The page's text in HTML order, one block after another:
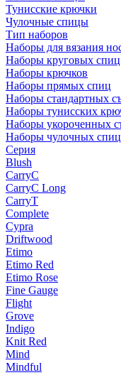
Тунисские крючки
Чулочные спицы
Тип наборов
Наборы для вязания
Наборы круговых спиц
Наборы крючков
Наборы прямых спиц
Наборы стандартных
Наборы тунисских
Наборы укороченных
Наборы чулочных спиц
Серия
Blush
CarryC
CarryC Long
CarryT
Complete
Cypra
Driftwood
Etimo
Etimo Red
Etimo Rose
Fine Gauge
Flight
Grove
Indigo
Knit Red
Mind
Mindful